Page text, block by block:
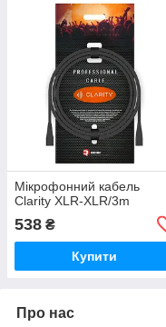
Мікрофонний кабель
Clarity XLR-XLR/3m
538 ₴
Купити
Про нас